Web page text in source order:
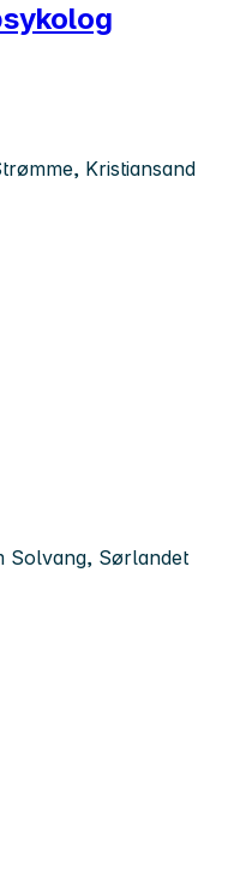
Kristiansand
Solvang, Sørlandet